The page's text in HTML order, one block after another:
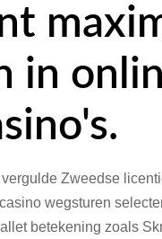
in
Zweedse
wegsturen
betekening zoals